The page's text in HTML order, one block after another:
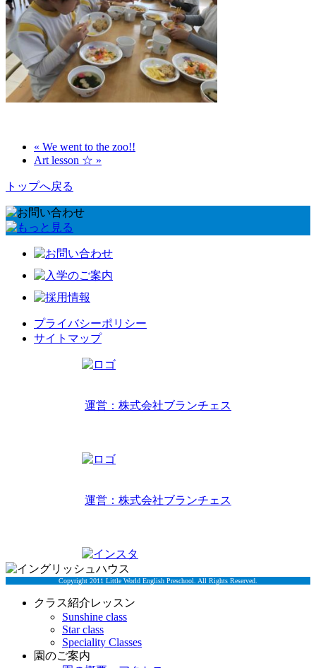
« We went to the zoo!!
Art lesson ☆ »
トップへ戻る
プライバシーポリシー
サイトマップ
運営：株式会社ブランチェス
運営：株式会社ブランチェス
Copyright 2011 Little World English Preschool. All Rights Reserved.
クラス紹介レッスン
Sunshine class
Star class
Speciality Classes
園のご案内